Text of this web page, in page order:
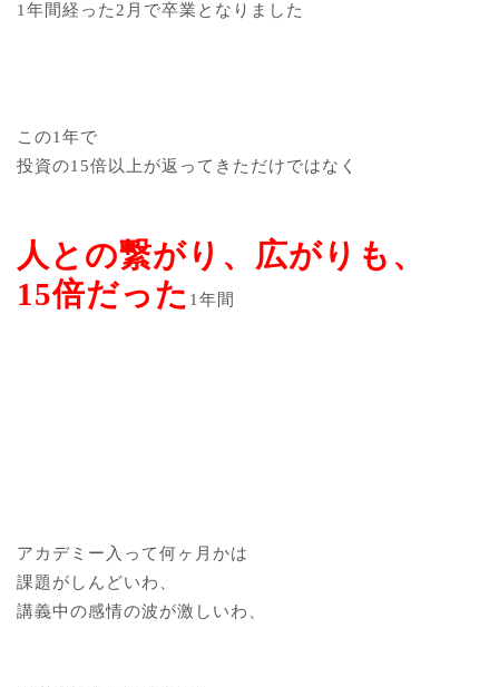
1年間経った2月で卒業となりました
この1年で
投資の15倍以上が返ってきただけではなく
人との繋がり、広がりも、
15倍だった 1年間
アカデミー入って何ヶ月かは
課題がしんどいわ、
講義中の感情の波が激しいわ、